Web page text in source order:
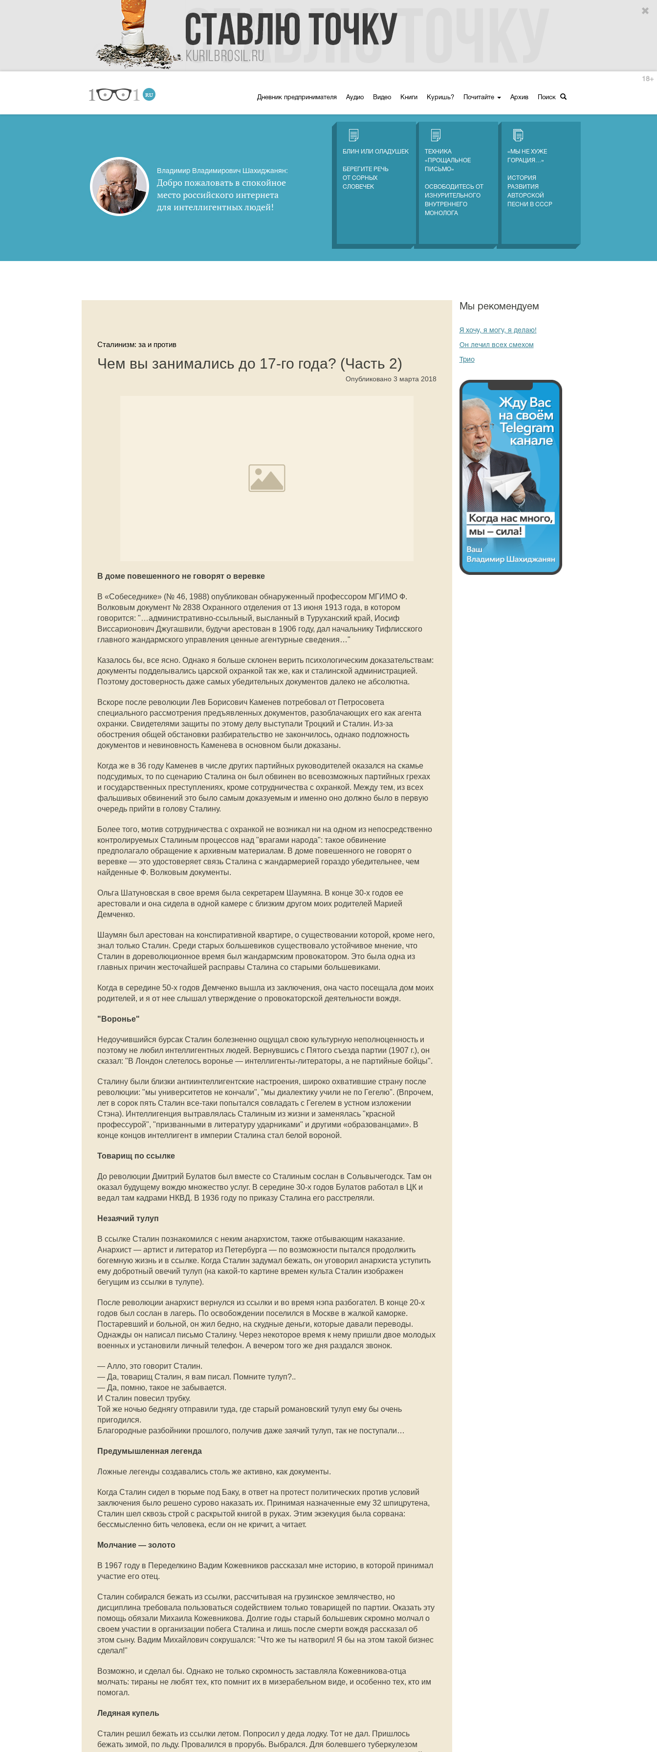
Дневник предпринимателя Аудио Видео Книги Куришь? Почитайте Архив Поиск
18+
Владимир Владимирович Шахиджанян:
Добро пожаловать в спокойное
место российского интернета
для интеллигентных людей!
БЛИН ИЛИ ОЛАДУШЕК
БЕРЕГИТЕ РЕЧЬ
ОТ СОРНЫХ
СЛОВЕЧЕК
ТЕХНИКА
«ПРОЩАЛЬНОЕ
ПИСЬМО»
ОСВОБОДИТЕСЬ ОТ
ИЗНУРИТЕЛЬНОГО
ВНУТРЕННЕГО
МОНОЛОГА
«МЫ НЕ ХУЖЕ
ГОРАЦИЯ…»
ИСТОРИЯ
РАЗВИТИЯ
АВТОРСКОЙ
ПЕСНИ В СССР
Сталинизм: за и против
Чем вы занимались до 17-го года? (Часть 2)
Опубликовано 3 марта 2018
В доме повешенного не говорят о веревке
В «Собеседнике» (№ 46, 1988) опубликован обнаруженный профессором МГИМО Ф.
Волковым документ № 2838 Охранного отделения от 13 июня 1913 года, в котором
говорится: "…административно-ссыльный, высланный в Туруханский край, Иосиф
Виссарионович Джугашвили, будучи арестован в 1906 году, дал начальнику Тифлисского
главного жандармского управления ценные агентурные сведения…"
Казалось бы, все ясно. Однако я больше склонен верить психологическим доказательствам:
документы подделывались царской охранкой так же, как и сталинской администрацией.
Поэтому достоверность даже самых убедительных документов далеко не абсолютна.
Вскоре после революции Лев Борисович Каменев потребовал от Петросовета
специального рассмотрения предъявленных документов, разоблачающих его как агента
охранки. Свидетелями защиты по этому делу выступали Троцкий и Сталин. Из-за
обострения общей обстановки разбирательство не закончилось, однако подложность
документов и невиновность Каменева в основном были доказаны.
Когда же в 36 году Каменев в числе других партийных руководителей оказался на скамье
подсудимых, то по сценарию Сталина он был обвинен во всевозможных партийных грехах
и государственных преступлениях, кроме сотрудничества с охранкой. Между тем, из всех
фальшивых обвинений это было самым доказуемым и именно оно должно было в первую
очередь прийти в голову Сталину.
Более того, мотив сотрудничества с охранкой не возникал ни на одном из непосредственно
контролируемых Сталиным процессов над "врагами народа": такое обвинение
предполагало обращение к архивным материалам. В доме повешенного не говорят о
веревке — это удостоверяет связь Сталина с жандармерией гораздо убедительнее, чем
найденные Ф. Волковым документы.
Ольга Шатуновская в свое время была секретарем Шаумяна. В конце 30-х годов ее
арестовали и она сидела в одной камере с близким другом моих родителей Марией
Демченко.
Шаумян был арестован на конспиративной квартире, о существовании которой, кроме него,
знал только Сталин. Среди старых большевиков существовало устойчивое мнение, что
Сталин в дореволюционное время был жандармским провокатором. Это была одна из
главных причин жесточайшей расправы Сталина со старыми большевиками.
Когда в середине 50-х годов Демченко вышла из заключения, она часто посещала дом моих
родителей, и я от нее слышал утверждение о провокаторской деятельности вождя.
"Воронье"
Недоучившийся бурсак Сталин болезненно ощущал свою культурную неполноценность и
поэтому не любил интеллигентных людей. Вернувшись с Пятого съезда партии (1907 г.), он
сказал: "В Лондон слетелось воронье — интеллигенты-литераторы, а не партийные бойцы".
Сталину были близки антиинтеллигентские настроения, широко охватившие страну после
революции: "мы университетов не кончали", "мы диалектику учили не по Гегелю". (Впрочем,
лет в сорок пять Сталин все-таки попытался совладать с Гегелем в устном изложении
Стэна). Интеллигенция вытравлялась Сталиным из жизни и заменялась "красной
профессурой", "призванными в литературу ударниками" и другими «образованцами». В
конце концов интеллигент в империи Сталина стал белой вороной.
Товарищ по ссылке
До революции Дмитрий Булатов был вместе со Сталиным сослан в Сольвычегодск. Там он
оказал будущему вождю множество услуг. В середине 30-х годов Булатов работал в ЦК и
ведал там кадрами НКВД. В 1936 году по приказу Сталина его расстреляли.
Незаячий тулуп
В ссылке Сталин познакомился с неким анархистом, также отбывающим наказание.
Анархист — артист и литератор из Петербурга — по возможности пытался продолжить
богемную жизнь и в ссылке. Когда Сталин задумал бежать, он уговорил анархиста уступить
ему добротный овечий тулуп (на какой-то картине времен культа Сталин изображен
бегущим из ссылки в тулупе).
После революции анархист вернулся из ссылки и во время нэпа разбогател. В конце 20-х
годов был сослан в лагерь. По освобождении поселился в Москве в жалкой каморке.
Постаревший и больной, он жил бедно, на скудные деньги, которые давали переводы.
Однажды он написал письмо Сталину. Через некоторое время к нему пришли двое молодых
военных и установили личный телефон. А вечером того же дня раздался звонок.
— Алло, это говорит Сталин.
— Да, товарищ Сталин, я вам писал. Помните тулуп?..
— Да, помню, такое не забывается.
И Сталин повесил трубку.
Той же ночью беднягу отправили туда, где старый романовский тулуп ему бы очень
пригодился.
Благородные разбойники прошлого, получив даже заячий тулуп, так не поступали…
Предумышленная легенда
Ложные легенды создавались столь же активно, как документы.
Когда Сталин сидел в тюрьме под Баку, в ответ на протест политических против условий
заключения было решено сурово наказать их. Принимая назначенные ему 32 шпицрутена,
Сталин шел сквозь строй с раскрытой книгой в руках. Этим экзекуция была сорвана:
бессмысленно бить человека, если он не кричит, а читает.
Молчание — золото
В 1967 году в Переделкино Вадим Кожевников рассказал мне историю, в которой принимал
участие его отец.
Сталин собирался бежать из ссылки, рассчитывая на грузинское землячество, но
дисциплина требовала пользоваться содействием только товарищей по партии. Оказать эту
помощь обязали Михаила Кожевникова. Долгие годы старый большевик скромно молчал о
своем участии в организации побега Сталина и лишь после смерти вождя рассказал об
этом сыну. Вадим Михайлович сокрушался: "Что же ты натворил! Я бы на этом такой бизнес
сделал!"
Возможно, и сделал бы. Однако не только скромность заставляла Кожевникова-отца
молчать: тираны не любят тех, кто помнит их в мизерабельном виде, и особенно тех, кто им
помогал.
Ледяная купель
Сталин решил бежать из ссылки летом. Попросил у деда лодку. Тот не дал. Пришлось
бежать зимой, по льду. Провалился в прорубь. Выбрался. Для болевшего туберкулезом
Мы рекомендуем
Я хочу, я могу, я делаю!
Он лечил всех смехом
Трио